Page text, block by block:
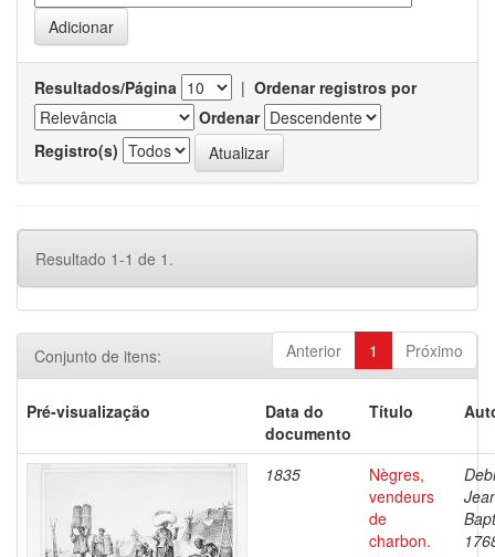
Resultados/Página | Ordenar registros por
Ordenar
Registro(s)
Resultado 1-1 de 1.
Anterior 1 Próximo
Conjunto de itens:
Pré-visualização
Data do
documento
Título
1835
Nègres,
vendeurs
de
charbon.